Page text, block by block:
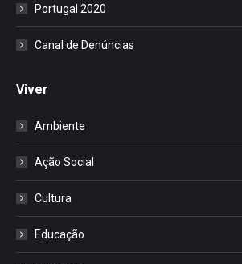
Portugal 2020
Canal de Denúncias
Viver
Ambiente
Ação Social
Cultura
Educação